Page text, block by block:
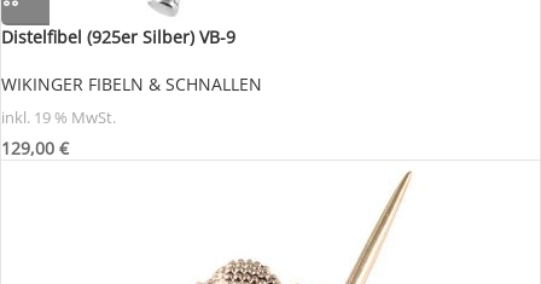
Distelfibel (925er Silber) VB-9
WIKINGER FIBELN & SCHNALLEN
inkl. 19 % MwSt.
129,00 €